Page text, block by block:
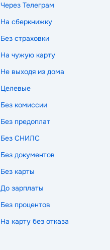
Через Телеграм
На сберкнижку
Без страховки
На чужую карту
Не выходя из дома
Целевые
Без комиссии
Без предоплат
Без СНИЛС
Без документов
Без карты
До зарплаты
Без процентов
На карту без отказа